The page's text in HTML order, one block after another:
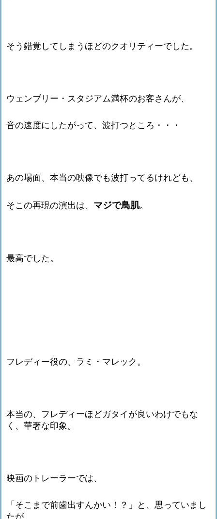
そう錯覚してしまうほどのクオリティーでした。
ウェンブリー・スタジアム満杯のお客さんが、
音の速度にしたがって、波打つところ・・・
あの場面、本当の映像でも波打ってるけれども、
そこの再現の演出は、 マジで鳥肌。
最高でした。
フレディー役の、ラミ・マレック。
本当の、フレディーほどガタイが良いわけでもな
く、華奢な印象。
映画のトレーラーでは、
「そこまで前歯出すんかい！？」と、思っていまし
たが、